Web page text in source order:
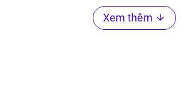
Xem thêm